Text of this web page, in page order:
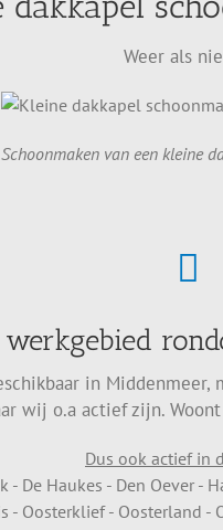
Weer als
Schoonmaken van een kleine
werkgebied
in
wij o.a actief zijn.
Dus ook actief in
- De Haukes - Den
Oosterklief - Oosterland -